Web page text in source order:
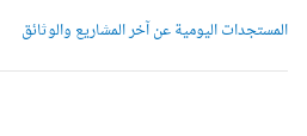
المستجدات اليومية عن آخر المشاريع والوثائق